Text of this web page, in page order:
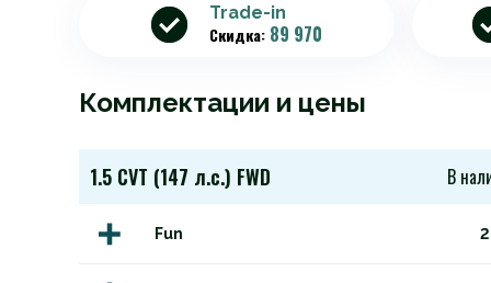
Trade-in
Скидка: 89 970
Комплектации и цены
1.5 CVT (147 л.с.) FWD В
Fun 2